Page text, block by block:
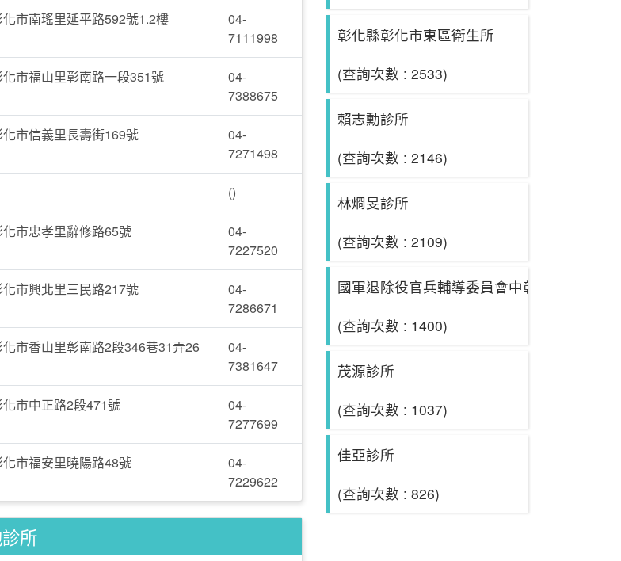
市南瑤里延平路592號1.2樓
04-
7111998
市福山里彰南路一段351號
04-
7388675
市信義里長壽街169號
04-
7271498
()
市忠孝里辭修路65號
04-
7227520
市興北里三民路217號
04-
7286671
市香山里彰南路2段346巷31弄26
04-
7381647
市中正路2段471號
04-
7277699
市福安里曉陽路48號
04-
7229622
所
彰化縣彰化市東區衛生所
(查詢次數 : 2533)
賴志勳診所
(查詢次數 : 2146)
林烱旻診所
(查詢次數 : 2109)
國軍退除役官兵輔導委員會中彰榮譽國民之
(查詢次數 : 1400)
茂源診所
(查詢次數 : 1037)
佳亞診所
(查詢次數 : 826)